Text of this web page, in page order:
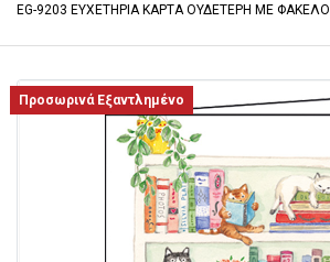
EG-9203 ΕΥΧΕΤΗΡΙΑ ΚΑΡΤΑ ΟΥΔΕΤΕΡΗ ΜΕ ΦΑΚΕΛΟ
Προσωρινά Εξαντλημένο